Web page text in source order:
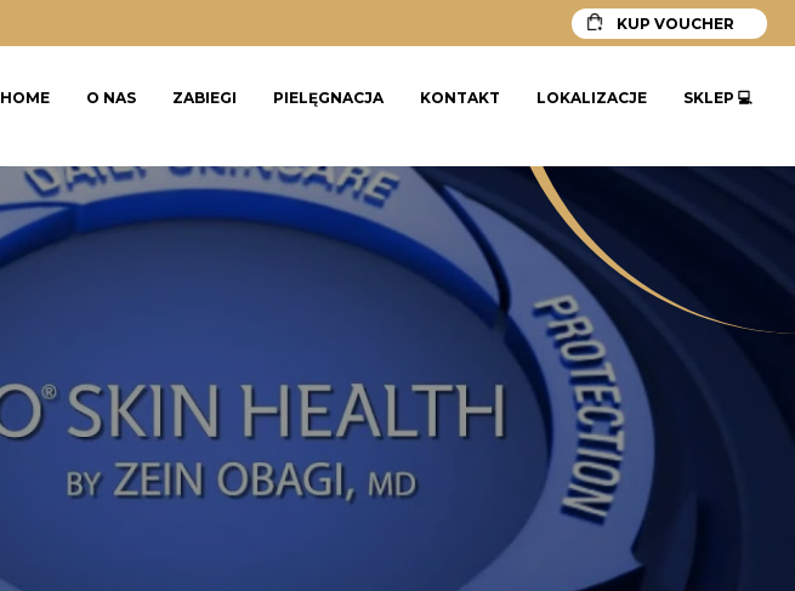
HOME O NAS
REGULAMIN KARNETÓW
ZABIEGI PIELĘGNACJA
LABSIDE
MEDILAGE
SKINBETTER SCIENCE
KONTAKT LOKALIZACJE SKLEP 💻
KUP VOUCHER